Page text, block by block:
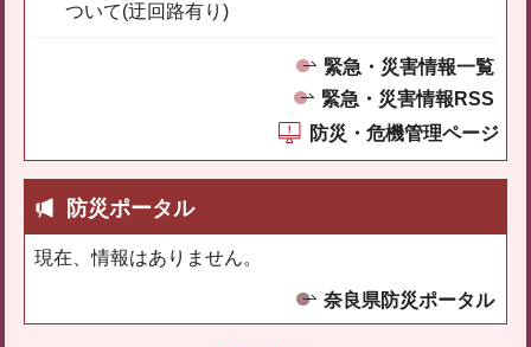
ついて(迂回路有り)
緊急・災害情報一覧
緊急・災害情報RSS
防災・危機管理ページ
防災ポータル
現在、情報はありません。
奈良県防災ポータル